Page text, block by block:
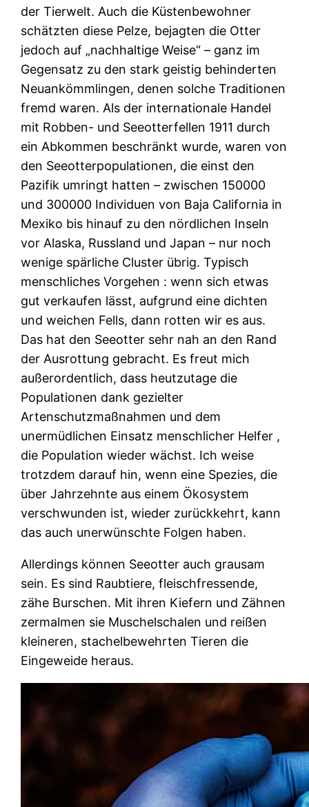
der Tierwelt. Auch die Küstenbewohner
schätzten diese Pelze, bejagten die Otter
jedoch auf „nachhaltige Weise“ – ganz im
Gegensatz zu den stark geistig behinderten
Neuankömmlingen, denen solche Traditionen
fremd waren. Als der internationale Handel
mit Robben- und Seeotterfellen 1911 durch
ein Abkommen beschränkt wurde, waren von
den Seeotterpopulationen, die einst den
Pazifik umringt hatten – zwischen 150000
und 300000 Individuen von Baja California in
Mexiko bis hinauf zu den nördlichen Inseln
vor Alaska, Russland und Japan – nur noch
wenige spärliche Cluster übrig. Typisch
menschliches Vorgehen : wenn sich etwas
gut verkaufen lässt, aufgrund eine dichten
und weichen Fells, dann rotten wir es aus.
Das hat den Seeotter sehr nah an den Rand
der Ausrottung gebracht. Es freut mich
außerordentlich, dass heutzutage die
Populationen dank gezielter
Artenschutzmaßnahmen und dem
unermüdlichen Einsatz menschlicher Helfer ,
die Population wieder wächst. Ich weise
trotzdem darauf hin, wenn eine Spezies, die
über Jahrzehnte aus einem Ökosystem
verschwunden ist, wieder zurückkehrt, kann
das auch unerwünschte Folgen haben.
Allerdings können Seeotter auch grausam
sein. Es sind Raubtiere, fleischfressende,
zähe Burschen. Mit ihren Kiefern und Zähnen
zermalmen sie Muschelschalen und reißen
kleineren, stachelbewehrten Tieren die
Eingeweide heraus.